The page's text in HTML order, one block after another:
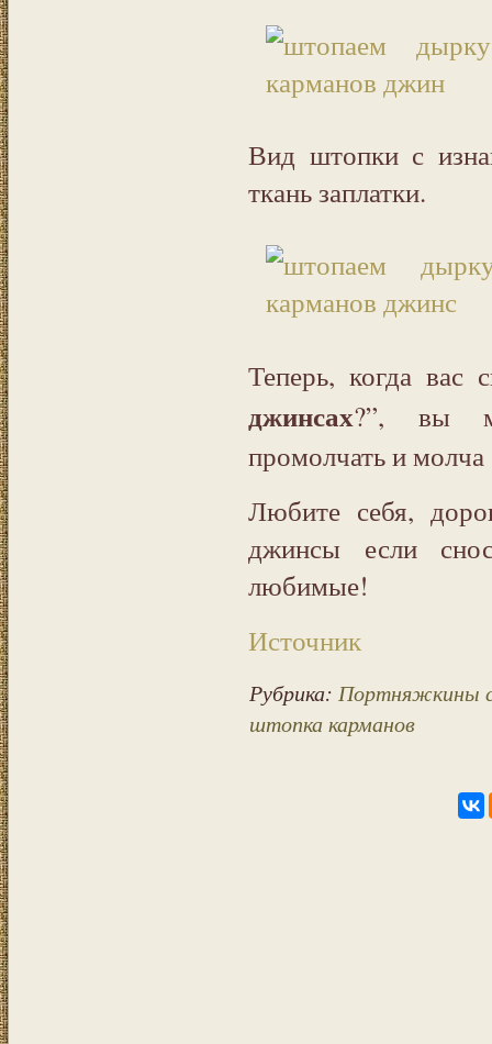
Вид штопки с
ткань заплатки.
Теперь, когда вас
джинсах?”, вы
промолчать и молча
Любите себя,
джинсы если
любимые!
Источник
Рубрика: Портняжкины
штопка карманов